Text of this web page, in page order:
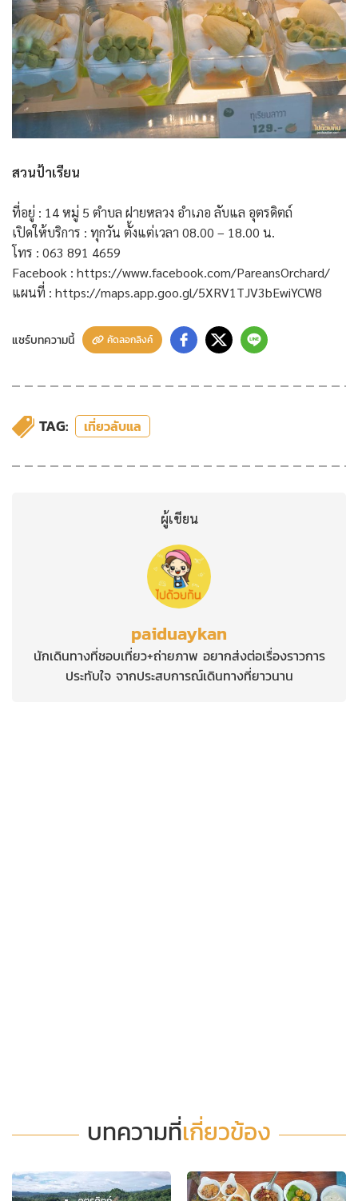
สวนป้าเรียน
ที่อยู่ : 14 หมู่ 5 ตำบล ฝายหลวง อำเภอ ลับแล อุตรดิตถ์
เปิดให้บริการ : ทุกวัน ตั้งแต่เวลา 08.00 – 18.00 น.
โทร : 063 891 4659
Facebook : https://www.facebook.com/PareansOrchard/
แผนที่ : https://maps.app.goo.gl/5XRV1TJV3bEwiYCW8
แชร์บทความนี้ คัดลอกลิงค์
TAG: เที่ยวลับแล
ผู้เขียน
paiduaykan
นักเดินทางที่ชอบเที่ยว+ถ่ายภาพ อยากส่งต่อเรื่องราวการ
ประทับใจ จากประสบการณ์เดินทางที่ยาวนาน
บทความที่เกี่ยวข้อง